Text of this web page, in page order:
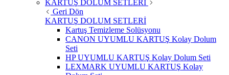
KARTUŞ DOLUM SETLERİ
Geri Dön
KARTUŞ DOLUM SETLERİ
Kartuş Temizleme Solüsyonu
CANON UYUMLU KARTUŞ Kolay Dolum
Seti
HP UYUMLU KARTUŞ Kolay Dolum Seti
LEXMARK UYUMLU KARTUŞ Kolay